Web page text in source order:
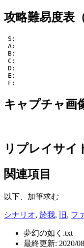
攻略難易度表
S:
A:
B:
C:
D:
E:
F:
キャプチャ画
リプレイサイ
関連項目
以下、加筆求む
シナリオ, 於我, 旧 , フ
夢幻の如く.txt
最終更新: 2020/